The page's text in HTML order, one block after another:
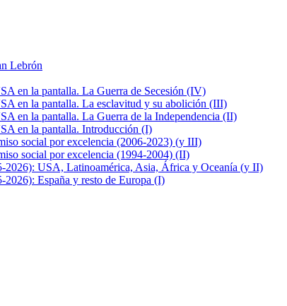
Lebrón
en la pantalla. La Guerra de Secesión (IV)
en la pantalla. La esclavitud y su abolición (III)
en la pantalla. La Guerra de la Independencia (II)
en la pantalla. Introducción (I)
social por excelencia (2006-2023) (y III)
social por excelencia (1994-2004) (II)
2026): USA, Latinoamérica, Asia, África y Oceanía (y II)
España y resto de Europa (I)